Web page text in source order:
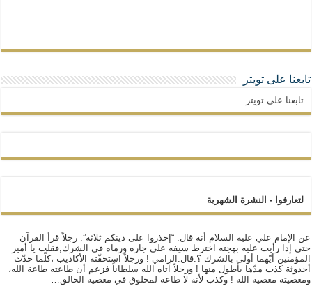
تابعنا على تويتر
تابعنا على تويتر
لتعارفوا - النشرة الشهرية
عن الإمام علي عليه السلام أنه قال: “إحذروا على دينكم ثلاثة”: رجلاً قرأ القرآن
حتى إذا رأيت عليه بهجته اخترط سيفه على جاره ورماه في الشرك,فقلت يا أمير
المؤمنين أيّهما أولى بالشرك ؟:قال:الرامي ! ورجلاً استخفّته الأكاذيب ،كلّما حدّث
أحدوثة كذب مدّها بأطول منها ! ورجلاً آتاه الله سلطاناً فزعم أن طاعته طاعة الله،
ومعصيته معصية الله ! وكذب لأنه لا طاعة لمخلوق في معصية الخالق…